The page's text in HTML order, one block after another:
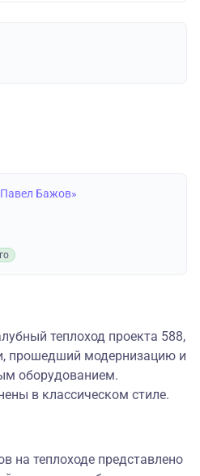
Бажов»
теплоход проекта 588,
прошедший модернизацию и
оборудованием.
в классическом стиле.
на теплоходе представлено